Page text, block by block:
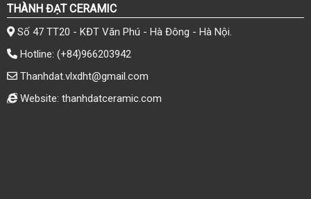
THÀNH ĐẠT CERAMIC
Số 47 TT20 - KĐT Văn Phú - Hà Đông - Hà Nội.
Hotline: (+84)966203942
Thanhdat.vlxdht@gmail.com
Website: thanhdatceramic.com